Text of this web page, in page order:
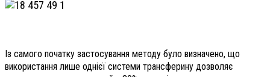
Із самого початку застосування методу було визначено, що
використання лише однієї системи трансферину дозволяє